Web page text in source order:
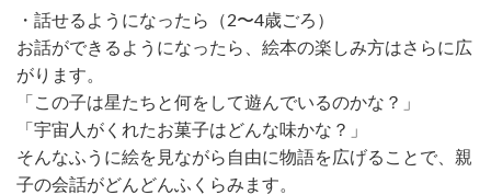
・話せるようになったら（2〜4歳ごろ）
お話ができるようになったら、絵本の楽しみ方はさらに広
がります。
「この子は星たちと何をして遊んでいるのかな？」
「宇宙人がくれたお菓子はどんな味かな？」
そんなふうに絵を見ながら自由に物語を広げることで、親
子の会話がどんどんふくらみます。